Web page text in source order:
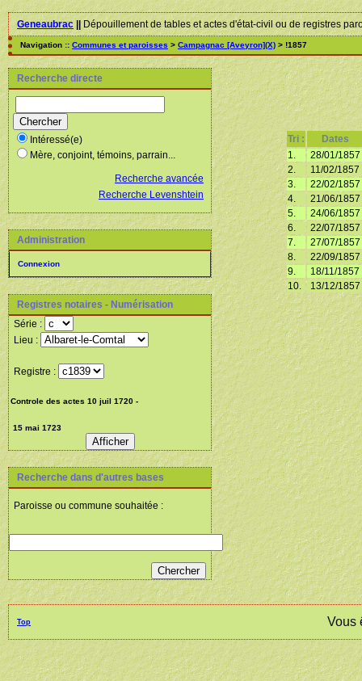
Geneaubrac||Dépouillement de tables et actes d'état-civil ou de registres
Navigation :: Communes et paroisses > Campagnac [Aveyron](X) > !1857
Recherche directe
Intéressé(e)
Mère, conjoint, témoins, parrain...
Recherche avancée
Recherche Levenshtein
Administration
Connexion
Registres notaires - Numérisation
Série :
Lieu :
Registre :
Recherche dans d'autres bases
Paroisse ou commune souhaitée :
Tri :
Dates
1.
28/01/1857
2.
11/02/1857
3.
22/02/1857
4.
21/06/1857
5.
24/06/1857
6.
22/07/1857
7.
27/07/1857
8.
22/09/1857
9.
18/11/1857
10.
13/12/1857
Top Vous